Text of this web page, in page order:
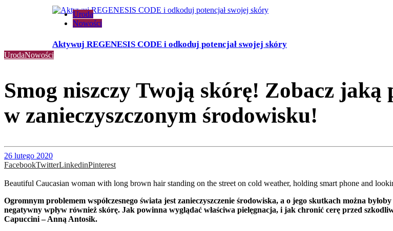
Uroda
Nowości
Aktywuj REGENESIS CODE i odkoduj potencjał swojej skóry
UrodaNowości
Smog niszczy Twoją skórę! Zobacz jaką
w zanieczyszczonym środowisku!
26 lutego 2020
FacebookTwitterLinkedinPinterest
Beautiful Caucasian woman with long brown hair standing on the street on cold weather, holding smart phone and
Ogromnym problemem współczesnego świata jest zanieczyszczenie środowiska, a o jego skutkach można
negatywny wpływ również skórę. Jak powinna wyglądać właściwa pielęgnacja, i jak chronić cerę przed
Capuccini – Anną Antosik.